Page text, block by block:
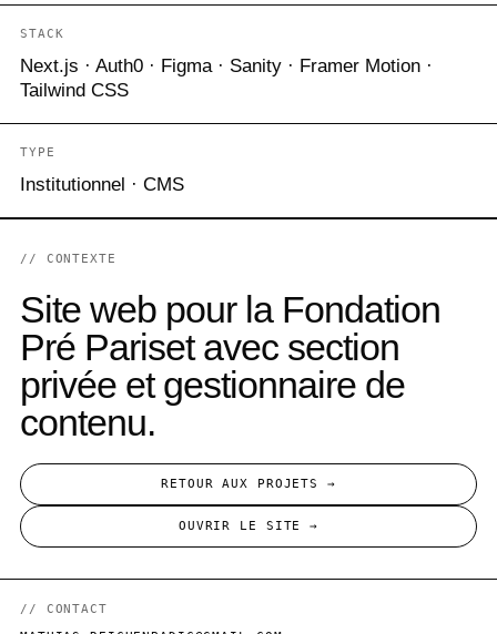
STACK
Next.js · Auth0 · Figma · Sanity · Framer Motion ·
Tailwind CSS
TYPE
Institutionnel · CMS
// CONTEXTE
Site web pour la Fondation
Pré Pariset avec section
privée et gestionnaire de
contenu.
RETOUR AUX PROJETS →
OUVRIR LE SITE →
// CONTACT